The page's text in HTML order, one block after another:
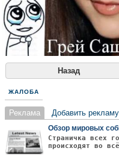
Назад
ЖАЛОБА
Реклама Добавить рекламу
Обзор мировых
Страничка всех
происходят во